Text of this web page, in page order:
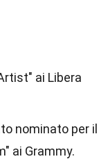
ai Libera
nominato per il
ai Grammy.